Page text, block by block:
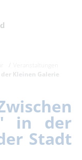
Kleinen Galerie
in der
Stadt